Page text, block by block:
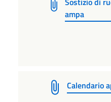
ampa
Calendario